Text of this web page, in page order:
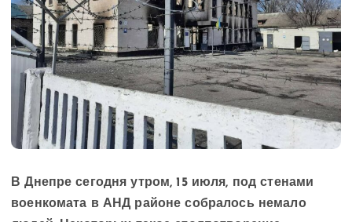
В Днепре сегодня утром, 15 июля, под стенами
военкомата в АНД районе собралось немало